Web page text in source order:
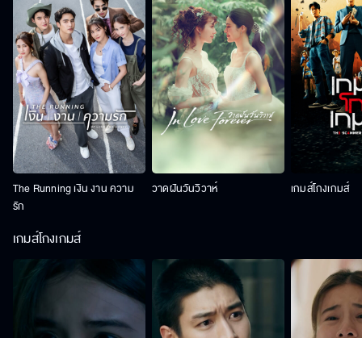
The Running เงิน งาน ความ
รัก
วาดฝันวันวิวาห์ เกมส์โกงเกมส์
เกมส์โกงเกมส์